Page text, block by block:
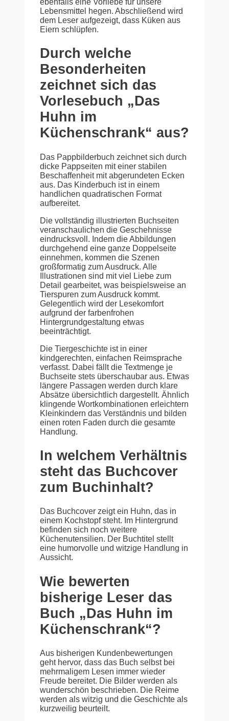
Lebensmittel hegen. Abschließend wird
dem Leser aufgezeigt, dass Küken aus
Eiern schlüpfen.
Durch welche
Besonderheiten
zeichnet sich das
Vorlesebuch „Das
Huhn im
Küchenschrank“ aus?
Das Pappbilderbuch zeichnet sich durch
dicke Pappseiten mit einer stabilen
Beschaffenheit mit abgerundeten Ecken
aus. Das Kinderbuch ist in einem
handlichen quadratischen Format
aufbereitet.
Die vollständig illustrierten Buchseiten
veranschaulichen die Geschehnisse
eindrucksvoll. Indem die Abbildungen
durchgehend eine ganze Doppelseite
einnehmen, kommen die Szenen
großformatig zum Ausdruck. Alle
Illustrationen sind mit viel Liebe zum
Detail gearbeitet, was beispielsweise an
Tierspuren zum Ausdruck kommt.
Gelegentlich wird der Lesekomfort
aufgrund der farbenfrohen
Hintergrundgestaltung etwas
beeinträchtigt.
Die Tiergeschichte ist in einer
kindgerechten, einfachen Reimsprache
verfasst. Dabei fällt die Textmenge je
Buchseite stets überschaubar aus. Etwas
längere Passagen werden durch klare
Absätze übersichtlich dargestellt. Ähnlich
klingende Wortkombinationen erleichtern
Kleinkindern das Verständnis und bilden
einen roten Faden durch die gesamte
Handlung.
In welchem Verhältnis
steht das Buchcover
zum Buchinhalt?
Das Buchcover zeigt ein Huhn, das in
einem Kochstopf steht. Im Hintergrund
befinden sich noch weitere
Küchenutensilien. Der Buchtitel stellt
eine humorvolle und witzige Handlung in
Aussicht.
Wie bewerten
bisherige Leser das
Buch „Das Huhn im
Küchenschrank“?
Aus bisherigen Kundenbewertungen
geht hervor, dass das Buch selbst bei
mehrmaligem Lesen immer wieder
Freude bereitet. Die Bilder werden als
wunderschön beschrieben. Die Reime
werden als witzig und die Geschichte als
kurzweilig beurteilt.